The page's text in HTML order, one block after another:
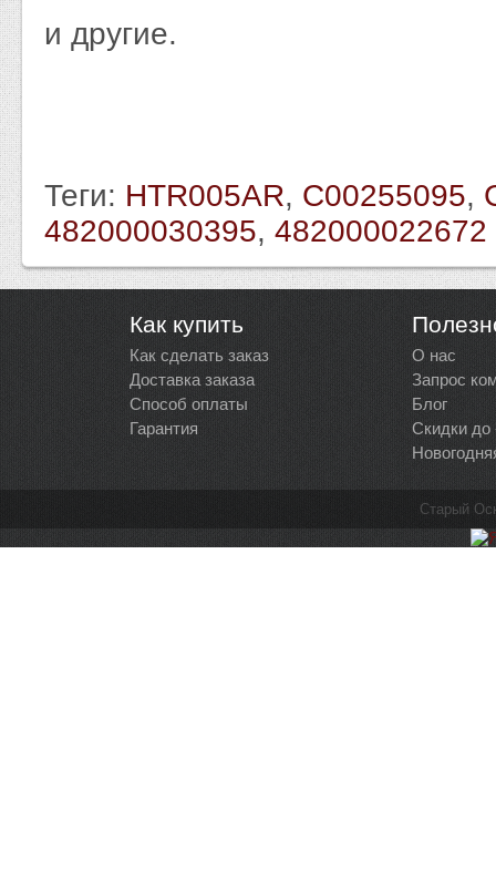
и другие.
Теги: HTR005AR, C00255095,
482000030395, 482000022672
Как купить
Как сделать заказ
Доставка заказа
Способ оплаты
Гарантия
О нас
Запрос
Блог
Скидки до
Старый